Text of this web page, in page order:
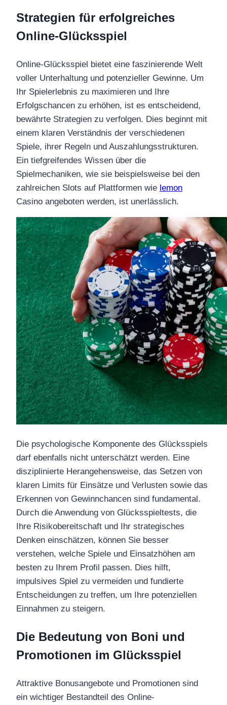
Strategien für erfolgreiches
Online-Glücksspiel
Online-Glücksspiel bietet eine faszinierende Welt
voller Unterhaltung und potenzieller Gewinne. Um
Ihr Spielerlebnis zu maximieren und Ihre
Erfolgschancen zu erhöhen, ist es entscheidend,
bewährte Strategien zu verfolgen. Dies beginnt mit
einem klaren Verständnis der verschiedenen
Spiele, ihrer Regeln und Auszahlungsstrukturen.
Ein tiefgreifendes Wissen über die
Spielmechaniken, wie sie beispielsweise bei den
zahlreichen Slots auf Plattformen wie lemon
Casino angeboten werden, ist unerlässlich.
Die psychologische Komponente des Glücksspiels
darf ebenfalls nicht unterschätzt werden. Eine
disziplinierte Herangehensweise, das Setzen von
klaren Limits für Einsätze und Verlusten sowie das
Erkennen von Gewinnchancen sind fundamental.
Durch die Anwendung von Glücksspieltests, die
Ihre Risikobereitschaft und Ihr strategisches
Denken einschätzen, können Sie besser
verstehen, welche Spiele und Einsatzhöhen am
besten zu Ihrem Profil passen. Dies hilft,
impulsives Spiel zu vermeiden und fundierte
Entscheidungen zu treffen, um Ihre potenziellen
Einnahmen zu steigern.
Die Bedeutung von Boni und
Promotionen im Glücksspiel
Attraktive Bonusangebote und Promotionen sind
ein wichtiger Bestandteil des Online-